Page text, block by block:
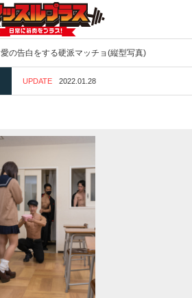
愛の告白をする硬派マッチョ(縦型写真)
UPDATE 2022.01.28